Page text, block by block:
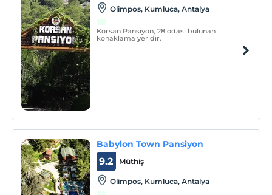
Olimpos, Kumluca, Antalya
Korsan Pansiyon, 28 odası bulunan
konaklama yeridir.
Babylon Town Pansiyon
Müthiş
9.2
Olimpos, Kumluca, Antalya